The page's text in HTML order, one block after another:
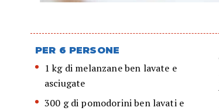
PER 6 PERSONE
1 kg di melanzane ben lavate e
asciugate
300 g di pomodorini ben lavati e